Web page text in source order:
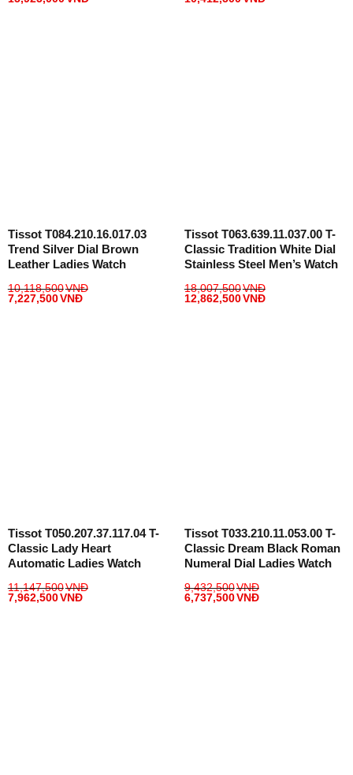
Tissot T084.210.16.017.03
Trend Silver Dial Brown
Leather Ladies Watch
10,118,500VNĐ
7,227,500VNĐ
Tissot T063.639.11.037.00 T-
Classic Tradition White Dial
Stainless Steel Men’s Watch
18,007,500VNĐ
12,862,500VNĐ
Tissot T050.207.37.117.04 T-
Classic Lady Heart
Automatic Ladies Watch
11,147,500VNĐ
7,962,500VNĐ
Tissot T033.210.11.053.00 T-
Classic Dream Black Roman
Numeral Dial Ladies Watch
9,432,500VNĐ
6,737,500VNĐ